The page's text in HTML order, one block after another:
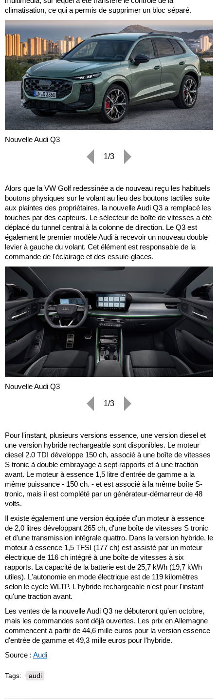
climatisation, ce qui a permis de supprimer un bloc séparé.
Nouvelle Audi Q3
1/3
Alors que la VW Golf redessinée a de nouveau reçu les habituels
boutons physiques sur le volant au lieu des boutons tactiles suite
aux plaintes des propriétaires, la nouvelle Audi Q3 a remplacé les
touches par des capteurs. Le sélecteur de boîte de vitesses a été
déplacé du tunnel central à la colonne de direction. Le Q3 est
également le premier modèle Audi à recevoir un nouveau double
levier à gauche du volant. Cet élément est responsable de la
commande de l'éclairage et des essuie-glaces.
Nouvelle Audi Q3
1/3
Pour l'instant, plusieurs versions essence, une version diesel et
une version hybride rechargeable sont disponibles. Le moteur
diesel 2.0 TDI développe 150 ch, associé à une boîte de vitesses
S tronic à double embrayage à sept rapports et à une traction
avant. Le moteur à essence 1,5 litre d'entrée de gamme a la
même puissance - 150 ch. - et est associé à la même boîte S-
tronic, mais il est complété par un générateur-démarreur de 48
volts.
Il existe également une version équipée d'un moteur à essence
de 2,0 litres développant 265 ch, d'une boîte de vitesses S tronic
et d'une transmission intégrale quattro. Dans la version hybride, le
moteur à essence 1,5 TFSI (177 ch) est assisté par un moteur
électrique de 116 ch intégré à une boîte de vitesses à six
rapports. La capacité de la batterie est de 25,7 kWh (19,7 kWh
utiles). L'autonomie en mode électrique est de 119 kilomètres
selon le cycle WLTP. L'hybride rechargeable n'est pour l'instant
qu'une traction avant.
Les ventes de la nouvelle Audi Q3 ne débuteront qu'en octobre,
mais les commandes sont déjà ouvertes. Les prix en Allemagne
commencent à partir de 44,6 mille euros pour la version essence
d'entrée de gamme et 49,3 mille euros pour l'hybride.
Source : Audi
Tags: audi